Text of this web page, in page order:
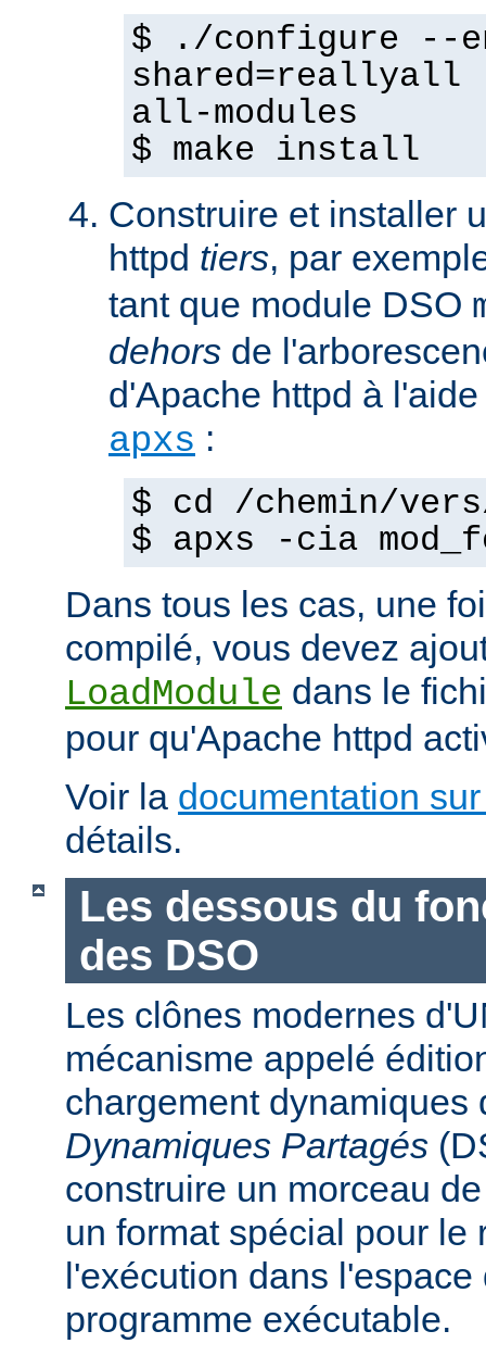
$ ./configure --
shared=reallyall
all-modules
$ make install
Construire et installer
httpd tiers, par
tant que module DSO
dehors de
d'Apache httpd à
apxs :
$ cd /chemin/
$ apxs -cia
Dans tous les cas, une
compilé, vous devez
LoadModule dans le
pour qu'Apache httpd
Voir la documentation
détails.
Les dessous du
des DSO
Les clônes modernes
mécanisme appelé
chargement dynamiques
Dynamiques Partagés
construire un morceau
un format spécial pour le
l'exécution dans
programme exécutable.